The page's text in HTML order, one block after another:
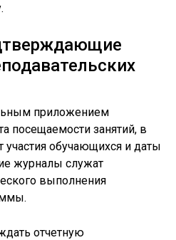
приложением
посещаемости занятий, в
участия обучающихся и даты
журналы служат
выполнения
отчетную